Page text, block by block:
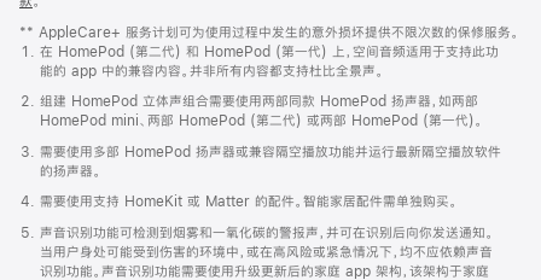
窗
口
中
打
开)
** AppleCare+ 服务计划可为使用过程中发生的意外损坏提供不限次数的保修服务。
在 HomePod (第二代) 和 HomePod (第一代) 上，空间音频适用于支持此功
能的 app 中的兼容内容。并非所有内容都支持杜比全景声。
组建 HomePod 立体声组合需要使用两部同款 HomePod 扬声器，如两部
HomePod mini、两部 HomePod (第二代) 或两部 HomePod (第一代)。
需要使用多部 HomePod 扬声器或兼容隔空播放功能并运行最新隔空播放软件
的扬声器。
需要使用支持 HomeKit 或 Matter 的配件。智能家居配件需单独购买。
声音识别功能可检测到烟雾和一氧化碳的警报声，并可在识别后向你发送通知。
当用户身处可能受到伤害的环境中，或在高风险或紧急情况下，均不应依赖声音
识别功能。声音识别功能需要使用升级更新后的家庭 app 架构，该架构于家庭